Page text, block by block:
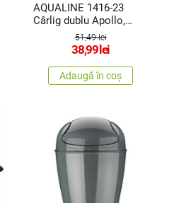
AQUALINE 1416-23
Cârlig dublu Apollo,
51,49 lei
38,99 lei
Adaugă în coș